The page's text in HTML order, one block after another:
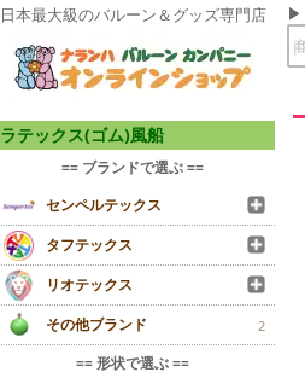
日本最大級のバルーン＆グッズ専門店
ラテックス(ゴム)風船
== ブランドで選ぶ ==
センペルテックス
タフテックス
リオテックス
その他ブランド
2
== 形状で選ぶ ==